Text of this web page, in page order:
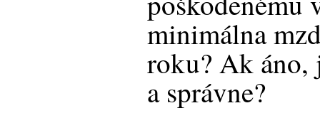
minimálna
roku? Ak áno,
a správne?